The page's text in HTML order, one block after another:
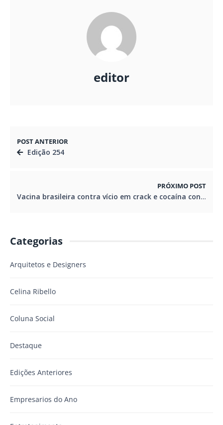
editor
POST ANTERIOR
Edição 254
PRÓXIMO POST
Vacina brasileira contra vício em crack e cocaína concorre a prêmio internacional
Categorias
Arquitetos e Designers
Celina Ribello
Coluna Social
Destaque
Edições Anteriores
Empresarios do Ano